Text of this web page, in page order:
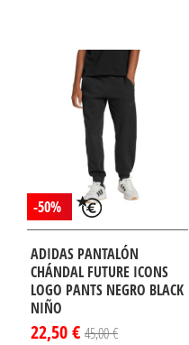
-50%
ADIDAS PANTALÓN
CHÁNDAL FUTURE ICONS
LOGO PANTS NEGRO BLACK
NIÑO
22,50 € 45,00 €